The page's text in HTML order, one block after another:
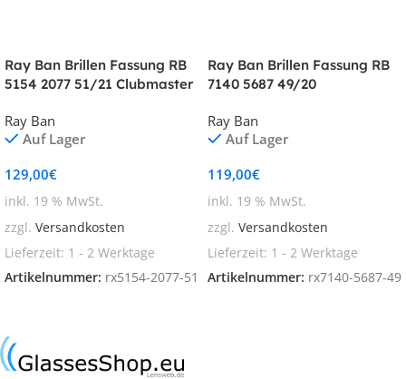
Ray Ban Brillen Fassung RB
5154 2077 51/21 Clubmaster
Ray Ban
Auf Lager
129,00€
inkl. 19 % MwSt.
zzgl. Versandkosten
Lieferzeit: 1 - 2 Werktage
Artikelnummer: rx5154-2077-51
Ray Ban Brillen Fassung RB
7140 5687 49/20
Ray Ban
Auf Lager
119,00€
inkl. 19 % MwSt.
zzgl. Versandkosten
Lieferzeit: 1 - 2 Werktage
Artikelnummer: rx7140-5687-49